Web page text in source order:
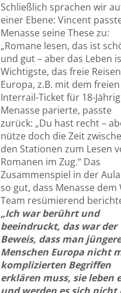
Schließlich sprachen wir
einer Ebene: Vincent
Menasse seine These zu:
„Romane lesen, das ist
und gut – aber das Leben
Wichtigste, das freie
Europa, z.B. mit dem freien
Interrail-Ticket für 18-
Menasse parierte, passte
zurück: „Du hast recht –
nütze doch die Zeit
den Stationen zum Lesen
Romanen im Zug.“ Das
Zusammenspiel in der
so gut, dass Menasse dem
Team resümierend
„Ich war berührt und
beeindruckt, das war der
Beweis, dass man
Menschen Europa nicht
komplizierten Begriffen
erklären muss, sie leben